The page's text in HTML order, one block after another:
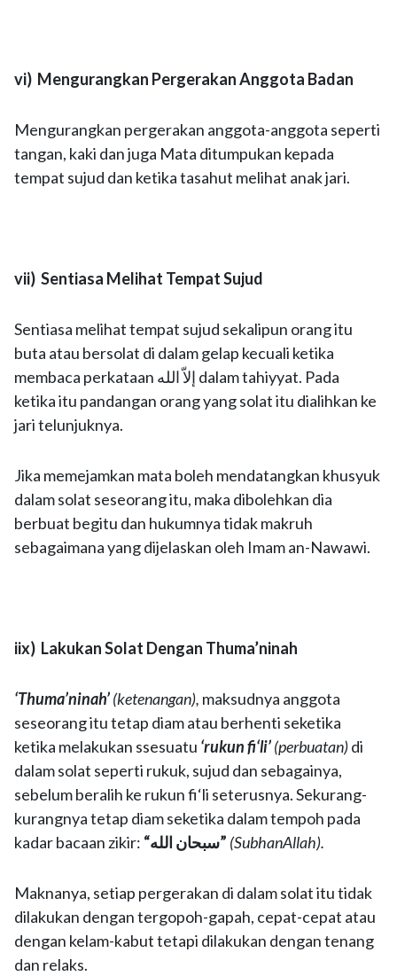
vi) Mengurangkan Pergerakan Anggota Badan
Mengurangkan pergerakan anggota-anggota seperti
tangan, kaki dan juga Mata ditumpukan kepada
tempat sujud dan ketika tasahut melihat anak jari.
vii) Sentiasa Melihat Tempat Sujud
Sentiasa melihat tempat sujud sekalipun orang itu
buta atau bersolat di dalam gelap kecuali ketika
membaca perkataan إلاّ الله dalam tahiyyat. Pada
ketika itu pandangan orang yang solat itu dialihkan ke
jari telunjuknya.
Jika memejamkan mata boleh mendatangkan khusyuk
dalam solat seseorang itu, maka dibolehkan dia
berbuat begitu dan hukumnya tidak makruh
sebagaimana yang dijelaskan oleh Imam an-Nawawi.
iix) Lakukan Solat Dengan Thuma’ninah
‘Thuma’ninah’(ketenangan), maksudnya anggota
seseorang itu tetap diam atau berhenti seketika
ketika melakukan ssesuatu ‘rukun fi‘li’(perbuatan)di
dalam solat seperti rukuk, sujud dan sebagainya,
sebelum beralih ke rukun fi‘li seterusnya. Sekurang-
kurangnya tetap diam seketika dalam tempoh pada
kadar bacaan zikir:
“سبحان الله” (SubhanAllah).
Maknanya, setiap pergerakan di dalam solat itu tidak
dilakukan dengan tergopoh-gapah, cepat-cepat atau
dengan kelam-kabut tetapi dilakukan dengan tenang
dan relaks.